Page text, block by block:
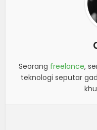
Seorang freelance,
teknologi seputar